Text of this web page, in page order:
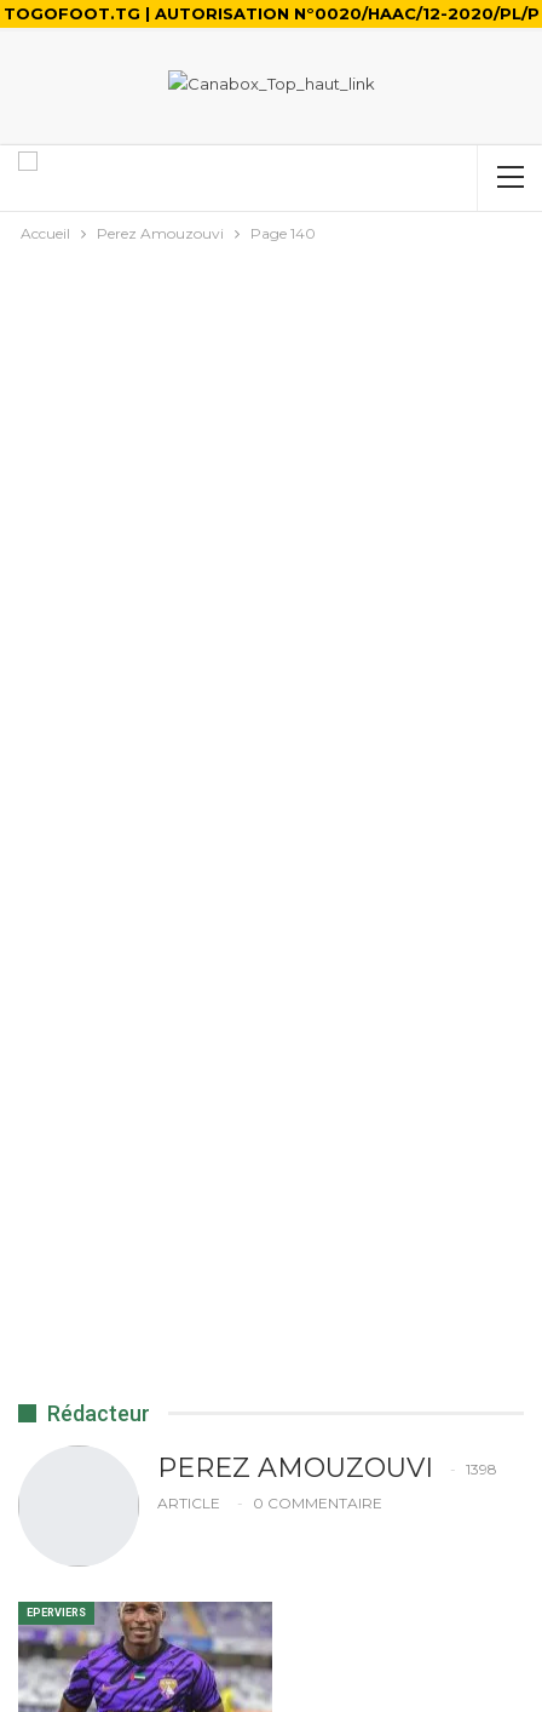
TOGOFOOT.TG | AUTORISATION N°0020/HAAC/12-2020/PL/P
Accueil Perez Amouzouvi Page 140
Rédacteur
PEREZ AMOUZOUVI
1398
ARTICLE
0 COMMENTAIRE
EPERVIERS